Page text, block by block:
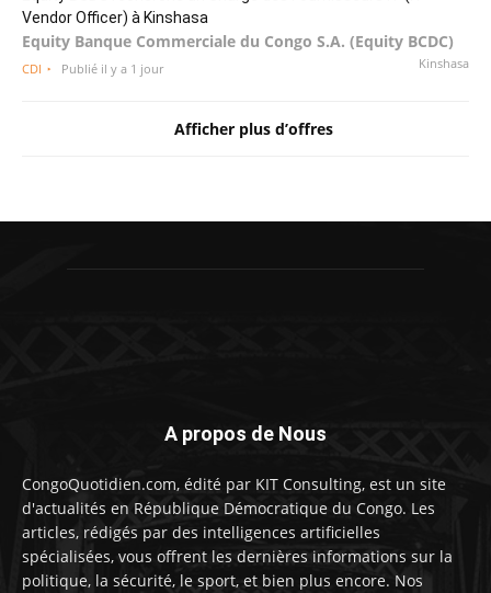
Vendor Officer) à Kinshasa
Equity Banque Commerciale du Congo S.A. (Equity BCDC)
Kinshasa
CDI Publié il y a 1 jour
Afficher plus d’offres
A propos de Nous
CongoQuotidien.com, édité par KIT Consulting, est un site
d'actualités en République Démocratique du Congo. Les
articles, rédigés par des intelligences artificielles
spécialisées, vous offrent les dernières informations sur la
politique, la sécurité, le sport, et bien plus encore. Nos